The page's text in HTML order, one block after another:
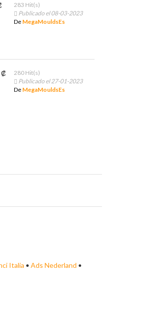
283 Hit(s)
Publicado el 08-03-2023
De MegaMouldsEs
₡
280 Hit(s)
Publicado el 27-01-2023
De MegaMouldsEs
Italia • Ads Nederland •